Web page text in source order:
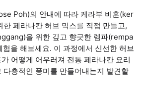
Poh)의 안내에 따라 케라부 비훈(ker
페라나칸 허브 믹스를 직접 만들고,
을 위한 깊고 향긋한 렘파(rempa
을 해보세요. 이 과정에서 신선한 허브
어떻게 어우러져 전통 페라나칸 요리
다층적인 풍미를 만들어내는지 발견할